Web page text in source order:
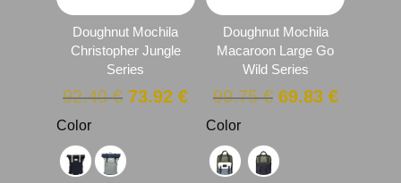
Doughnut Mochila
Christopher Jungle
Series
92.40€ El
73.92€El
precio
actual
es:
Color
Doughnut Mochila
Macaroon Large Go
Wild Series
99.75€ El
era:
69.83 €El
Color